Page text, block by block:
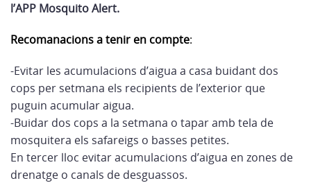
l’APP Mosquito Alert.
Recomanacions a tenir en compte:
-Evitar les acumulacions d’aigua a casa buidant dos
cops per setmana els recipients de l’exterior que
puguin acumular aigua.
-Buidar dos cops a la setmana o tapar amb tela de
mosquitera els safareigs o basses petites.
En tercer lloc evitar acumulacions d’aigua en zones de
drenatge o canals de desguassos.